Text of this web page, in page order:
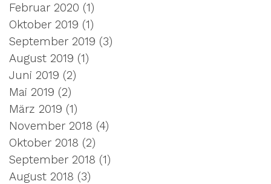
Februar 2020 (1)
Oktober 2019 (1)
September 2019 (3)
August 2019 (1)
Juni 2019 (2)
Mai 2019 (2)
März 2019 (1)
November 2018 (4)
Oktober 2018 (2)
September 2018 (1)
August 2018 (3)